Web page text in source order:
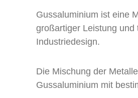
Gussaluminium ist eine
großartiger Leistung und
Industriedesign.
Die Mischung der
Gussaluminium mit